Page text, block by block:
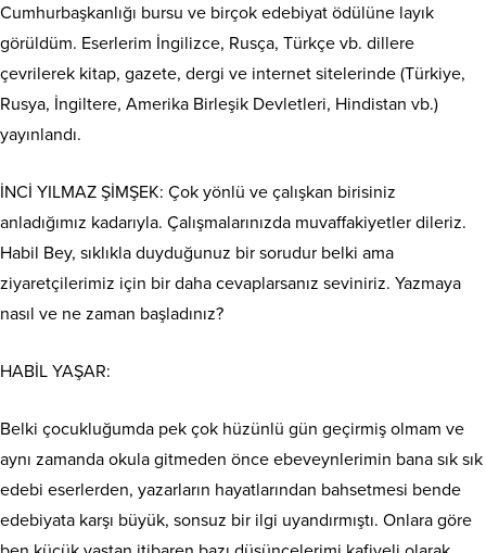
Cumhurbaşkanlığı bursu ve birçok edebiyat ödülüne layık
görüldüm. Eserlerim İngilizce, Rusça, Türkçe vb. dillere
çevrilerek kitap, gazete, dergi ve internet sitelerinde (Türkiye,
Rusya, İngiltere, Amerika Birleşik Devletleri, Hindistan vb.)
yayınlandı.
İNCİ YILMAZ ŞİMŞEK: Çok yönlü ve çalışkan birisiniz
anladığımız kadarıyla. Çalışmalarınızda muvaffakiyetler dileriz.
Habil Bey, sıklıkla duyduğunuz bir sorudur belki ama
ziyaretçilerimiz için bir daha cevaplarsanız seviniriz. Yazmaya
nasıl ve ne zaman başladınız?
HABİL YAŞAR:
Belki çocukluğumda pek çok hüzünlü gün geçirmiş olmam ve
aynı zamanda okula gitmeden önce ebeveynlerimin bana sık sık
edebi eserlerden, yazarların hayatlarından bahsetmesi bende
edebiyata karşı büyük, sonsuz bir ilgi uyandırmıştı. Onlara göre